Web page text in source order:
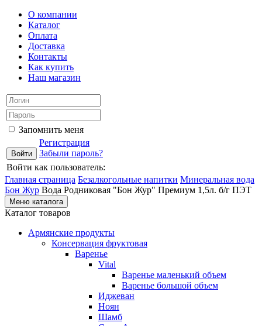
О компании
Каталог
Оплата
Доставка
Контакты
Как купить
Наш магазин
Запомнить меня
Регистрация
Забыли пароль?
Войти как пользователь:
Главная страница Безалкогольные напитки Минеральная вода
Бон Жур Вода Родниковая "Бон Жур" Премиум 1,5л. б/г ПЭТ
Меню каталога
Каталог товаров
Армянские продукты
Консервация фруктовая
Варенье
Vital
Варенье маленький объем
Варенье большой объем
Иджеван
Ноян
Шамб